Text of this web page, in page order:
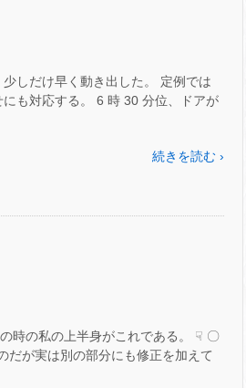
しだけ早く動き出した。 定例では
も対応する。 6 時 30 分位、ドアが
続きを読む ›
時の私の上半身がこれである。 ☟ 〇
だが実は別の部分にも修正を加えて